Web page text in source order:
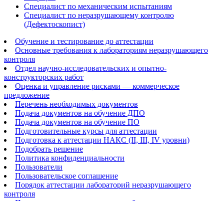
Специалист по механическим испытаниям
Специалист по неразрушающему контролю
(Дефектоскопист)
Обучение и тестирование до аттестации
Основные требования к лабораториям неразрушающего
контроля
Отдел научно-исследовательских и опытно-
конструкторских работ
Оценка и управление рисками — коммерческое
предложение
Перечень необходимых документов
Подача документов на обучение ДПО
Подача документов на обучение ПО
Подготовительные курсы для аттестации
Подготовка к аттестации НАКС (II, III, IV уровни)
Подобрать решение
Политика конфиденциальности
Пользователи
Пользовательское соглашение
Порядок аттестации лабораторий неразрушающего
контроля